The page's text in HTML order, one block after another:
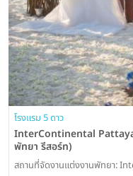
โรงแรม 5 ดาว
InterContinental
พัทยา รีสอร์ท)
สถานที่จัดงานแต่งงานพัทยา: